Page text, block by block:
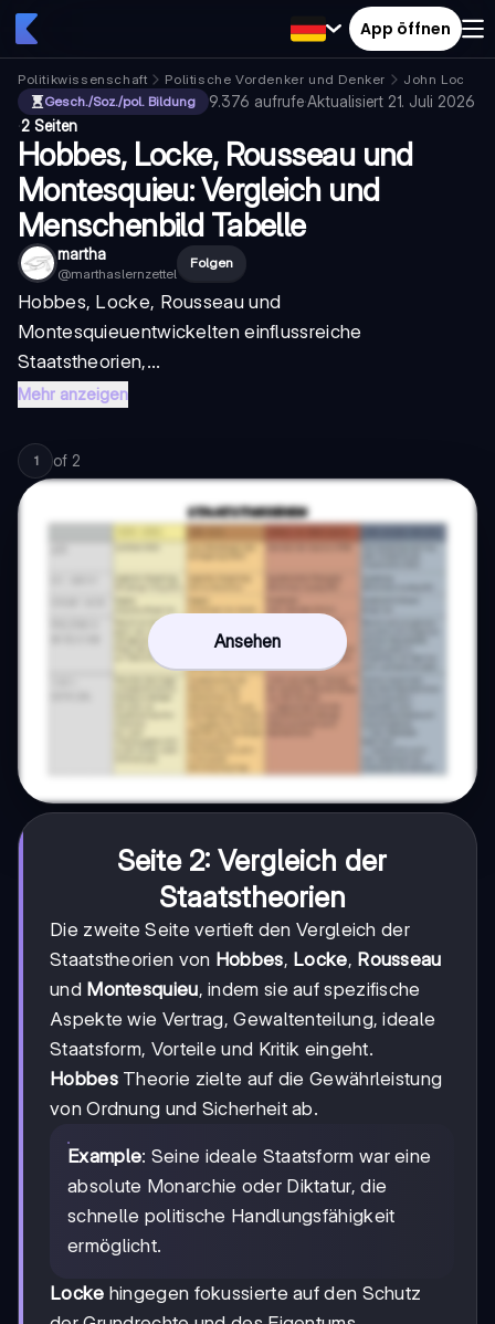
App öffnen
Politikwissenschaft Politische Vordenker und Denker
John Locke
Gesch./Soz./pol. Bildung
9.376 aufrufe·Aktualisiert 21. Juli 2026
·2 Seiten
Hobbes, Locke, Rousseau und
Montesquieu: Vergleich und
Menschenbild Tabelle
martha
@marthaslernzettel
Folgen
Hobbes, Locke, Rousseauund
Montesquieuentwickelten einflussreiche
Staatstheorien,...
Mehr anzeigen
1 of 2
Ansehen
Seite 2: Vergleich der
Staatstheorien
Die zweite Seite vertieft den Vergleich der
Staatstheorien von Hobbes, Locke, Rousseau
und Montesquieu, indem sie auf spezifische
Aspekte wie Vertrag, Gewaltenteilung, ideale
Staatsform, Vorteile und Kritik eingeht.
HobbesTheorie zielte auf die Gewährleistung
von Ordnung und Sicherheit ab.
Example: Seine ideale Staatsform war eine
absolute Monarchie oder Diktatur, die
schnelle politische Handlungsfähigkeit
ermöglicht.
Locke hingegen fokussierte auf den Schutz